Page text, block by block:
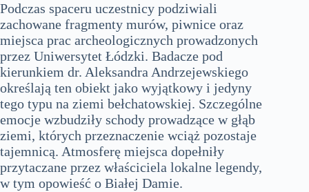
Podczas spaceru uczestnicy podziwiali
zachowane fragmenty murów, piwnice oraz
miejsca prac archeologicznych prowadzonych
przez Uniwersytet Łódzki. Badacze pod
kierunkiem dr. Aleksandra Andrzejewskiego
określają ten obiekt jako wyjątkowy i jedyny
tego typu na ziemi bełchatowskiej. Szczególne
emocje wzbudziły schody prowadzące w głąb
ziemi, których przeznaczenie wciąż pozostaje
tajemnicą. Atmosferę miejsca dopełniły
przytaczane przez właściciela lokalne legendy,
w tym opowieść o Białej Damie.